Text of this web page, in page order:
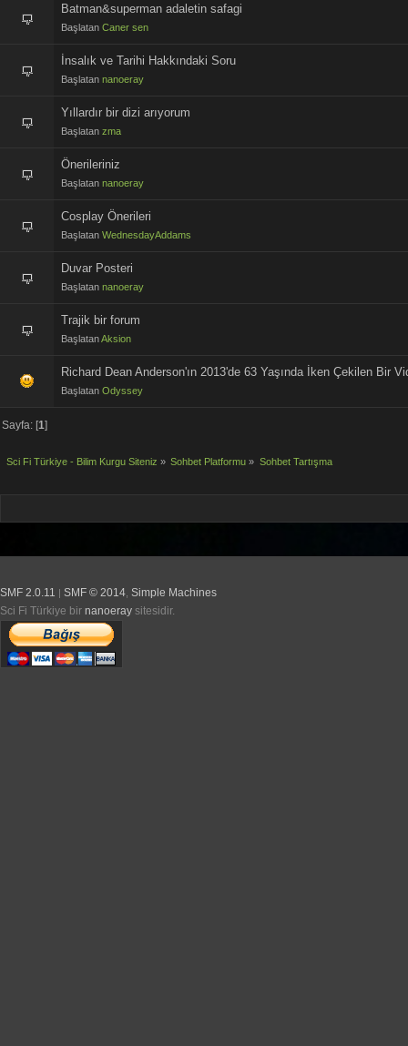
Batman&superman adaletin safagi
Başlatan Caner sen
İnsalık ve Tarihi Hakkındaki Soru
Başlatan nanoeray
Yıllardır bir dizi arıyorum
Başlatan zma
Önerileriniz
Başlatan nanoeray
Cosplay Önerileri
Başlatan WednesdayAddams
Duvar Posteri
Başlatan nanoeray
Trajik bir forum
BaşlatanAksion
Richard Dean Anderson'ın 2013'de 63 Yaşında İken Çekilen Bir
Başlatan Odyssey
Sayfa: [1]
Sci Fi Türkiye - Bilim Kurgu Siteniz » Sohbet Platformu » Sohbet Tartışma
SMF 2.0.11 SMF © 2014, Simple Machines
Sci Fi Türkiye bir nanoeray sitesidir.